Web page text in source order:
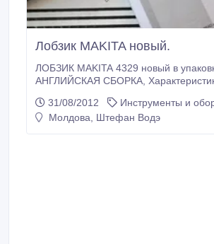
Лобзик MAKITA новый.
ЛОБЗИК MAKITA 4329 новый в
АНГЛИЙСКАЯ СБОРКА, Характеристики:
хода: 500-3100 об/мин Длина хода:
Габаритная длина: 223 мм Глубина
31/08/2012
Инструменты и
Молдова, Штефан Водэ